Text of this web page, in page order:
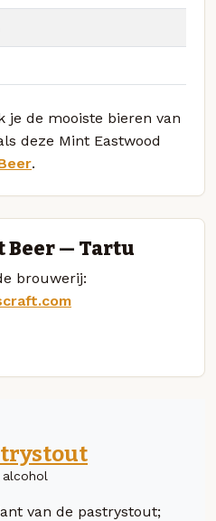
je de mooiste bieren van
deze Mint Eastwood
.
Beer — Tartu
brouwerij:
alcohol
van de pastrystout;